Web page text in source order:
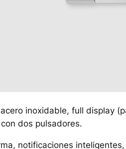
inoxidable, full display
dos pulsadores.
notificaciones